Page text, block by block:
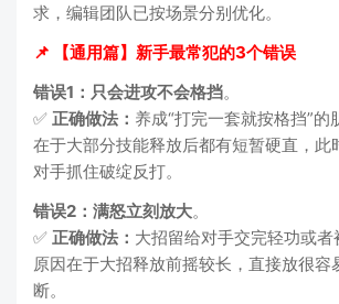
求，编辑团队已按场景分别优化。
📌 【通用篇】新手最常犯的3个错误
错误1：只会进攻不会格挡。
✅ 正确做法： 养成“打完一套就按格挡”的
在于大部分技能释放后都有短暂硬直，此
对手抓住破绽反打。
错误2：满怒立刻放大。
✅ 正确做法： 大招留给对手交完轻功或者
原因在于大招释放前摇较长，直接放很容
断。